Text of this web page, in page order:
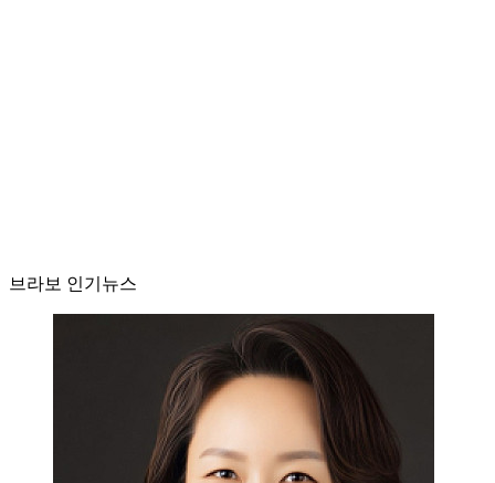
브라보 인기뉴스